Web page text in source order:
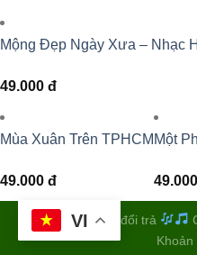
Mộng Đẹp Ngày Xưa – Nhạc
49.000 đ
Mùa Xuân Trên TPHCM
49.000 đ
Một
49.000
Quy định đổi trả
Khoản
VI